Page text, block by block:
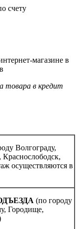
счету
магазине в
товара в кредит
Волгограду,
осуществляются в
(по городу
Городище,